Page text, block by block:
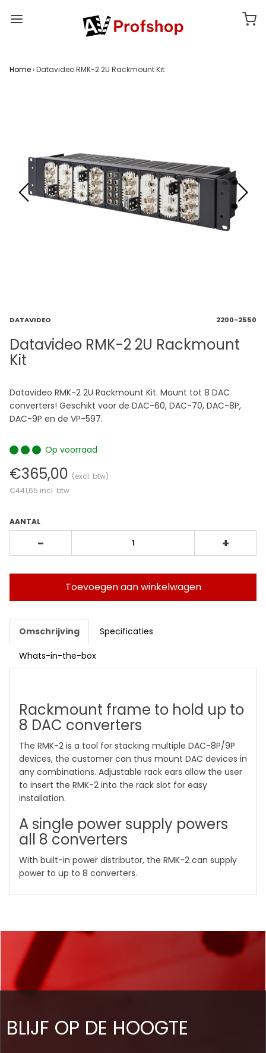
Home›Datavideo RMK-2 2U Rackmount Kit
DATAVIDEO 2200-2550
Datavideo RMK-2 2U Rackmount
Kit
Datavideo RMK-2 2U Rackmount Kit. Mount tot 8 DAC
converters! Geschikt voor de DAC-60, DAC-70, DAC-8P,
DAC-9P en de VP-597.
Op voorraad
€365,00 (excl. btw)
€441,65 incl. btw
AANTAL
- +
Toevoegen aan winkelwagen
Omschrijving Specificaties
Whats-in-the-box
Rackmount frame to hold up to
8 DAC converters
The RMK-2 is a tool for stacking multiple DAC-8P/9P
devices, the customer can thus mount DAC devices in
any combinations. Adjustable rack ears allow the user
to insert the RMK-2 into the rack slot for easy
installation.
A single power supply powers
all 8 converters
With built-in power distributor, the RMK-2 can supply
power to up to 8 converters.
BLIJF OP DE HOOGTE